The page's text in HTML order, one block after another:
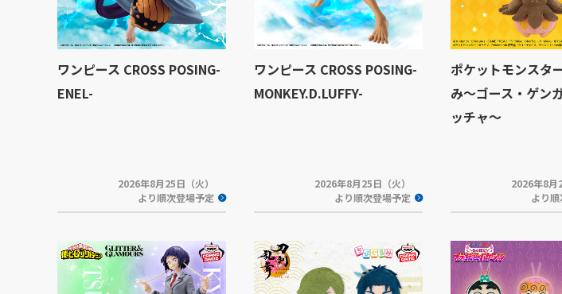
ワンピース CROSS POSING-
ENEL-
2026年8月25日（火）
より順次登場予定
ワンピース CROSS POSING-
MONKEY.D.LUFFY-
2026年8月25日（火）
より順次登場予定
ポケットモンスタ
み～ゴース・ゲン
ッチャ～
2026年8月
より